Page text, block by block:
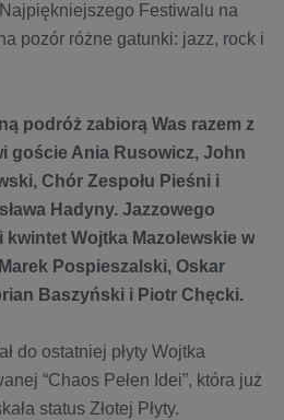
Festiwalu na
pozór różne gatunki: jazz, rock i
podróż zabiorą Was razem z
goście Ania Rusowicz, John
Chór Zespołu Pieśni i
Hadyny. Jazzowego
Wojtka Mazolewskie w
Pospieszalski, Oskar
Baszyński i Piotr Chęcki.
do ostatniej płyty Wojtka
“Chaos Pełen Idei”, która już
status Złotej Płyty.